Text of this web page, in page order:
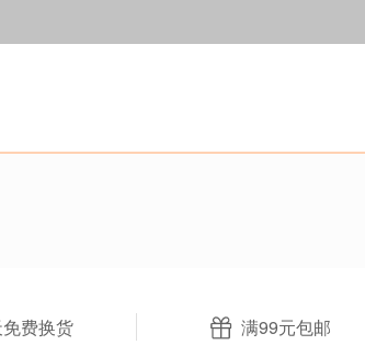
费换货 满99元包邮